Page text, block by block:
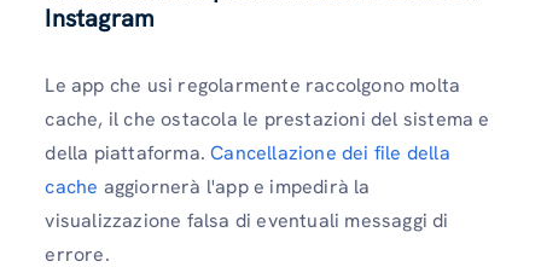
Instagram
Le app che usi regolarmente raccolgono molta
cache, il che ostacola le prestazioni del sistema e
della piattaforma.Cancellazione dei file della
cache aggiornerà l'app e impedirà la
visualizzazione falsa di eventuali messaggi di
errore.